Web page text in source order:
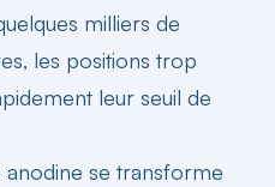
milliers de
les positions trop
leur seuil de
anodine se transforme